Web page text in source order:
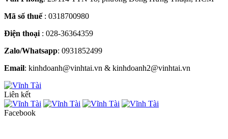
Mã số thuế : 0318700980
Điện thoại : 028-36364359
Zalo/Whatsapp: 0931852499
Email: kinhdoanh@vinhtai.vn & kinhdoanh2@vinhtai.vn
Liên kết
Facebook